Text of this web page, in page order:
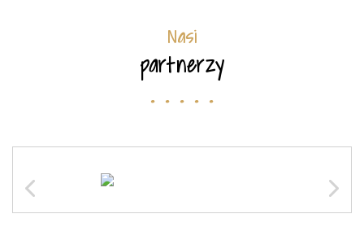
Nasi
partnerzy
. . . . .